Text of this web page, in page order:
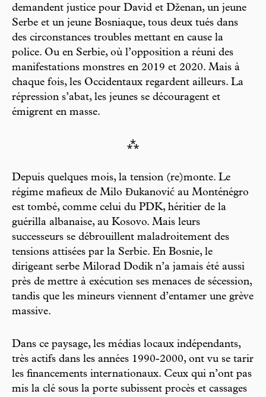
demandent justice pour David et Dženan, un jeune
Serbe et un jeune Bosniaque, tous deux tués dans
des circonstances troubles mettant en cause la
police. Ou en Serbie, où l’opposition a réuni des
manifestations monstres en 2019 et 2020. Mais à
chaque fois, les Occidentaux regardent ailleurs. La
répression s’abat, les jeunes se découragent et
émigrent en masse.
⁂
Depuis quelques mois, la tension (re)monte. Le
régime mafieux de Milo Đukanović au Monténégro
est tombé, comme celui du PDK, héritier de la
guérilla albanaise, au Kosovo. Mais leurs
successeurs se débrouillent maladroitement des
tensions attisées par la Serbie. En Bosnie, le
dirigeant serbe Milorad Dodik n’a jamais été aussi
près de mettre à exécution ses menaces de sécession,
tandis que les mineurs viennent d’entamer une grève
massive.
Dans ce paysage, les médias locaux indépendants,
très actifs dans les années 1990-2000, ont vu se tarir
les financements internationaux. Ceux qui n’ont pas
mis la clé sous la porte subissent procès et cassages